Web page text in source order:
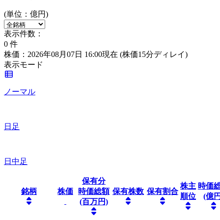
(単位：億円)
表示件数：
0 件
株価：2026年08月07日 16:00現在 (株価15分ディレイ)
表示モード
ノーマル
日足
日中足
銘柄 株価
保有分
時価総額
(百万円)
保有株数 保有割合
株主
順位
時価
(億